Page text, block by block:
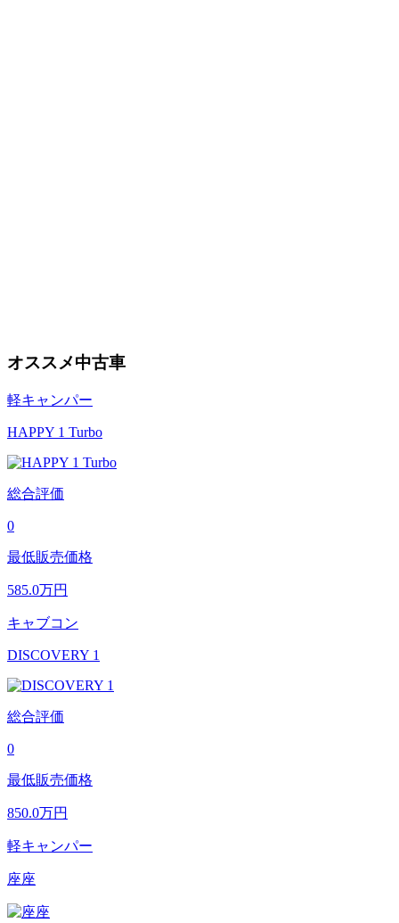
オススメ中古車
軽キャンパー
HAPPY 1 Turbo
総合評価
0
最低販売価格
585.0万円
キャブコン
DISCOVERY 1
総合評価
0
最低販売価格
850.0万円
軽キャンパー
座座